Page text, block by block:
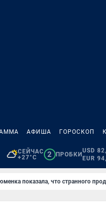
АФИША ГОРОСКОП
СЕЙЧАС
+27°C
2 ПРОБКИ
USD
EUR
показала, что странного